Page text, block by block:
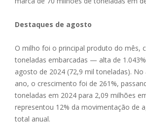
Destaques de agosto
O milho foi o principal produto do mês,
toneladas embarcadas — alta de
agosto de 2024 (72,9 mil toneladas).
ano, o crescimento foi de 261%,
toneladas em 2024 para 2,09 milhões
representou 12% da movimentação de
total anual.